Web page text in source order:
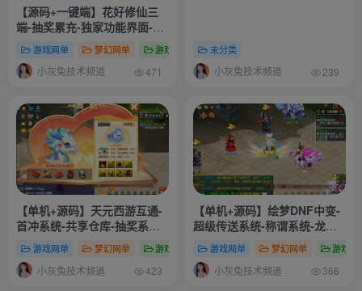
【源码+一键端】花好修仙三
端-抽奖累充-独家功能界面-修
仙模式等-玩法多
游戏网单 梦幻网单 游戏分享
小灰兔技术频道 471
未分类
小灰兔技术频道 239
【单机+源码】天元西游互通-
首冲系统-共享仓库-抽奖系统-
世界BOSS系统-称号进阶系统-
阵法系统-更多玩法自行体验-
搭建教程-攻略-源码
游戏网单 梦幻网单 游戏分享
小灰兔技术频道 423
【单机+源码】绘梦DNF中变-
超级传送系统-称谓系统-龙魂
系统-图鉴系统-战令系统-扫荡
系统-更多玩法功能自行体验-
搭建教程
游戏网单 梦幻网单 游戏分
小灰兔技术频道 368